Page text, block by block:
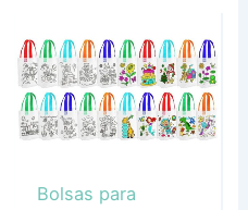
Bolsas para